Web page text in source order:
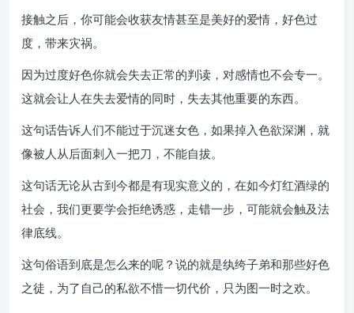
接触之后，你可能会收获友情甚至是美好的爱情，好色过
度，带来灾祸。
因为过度好色你就会失去正常的判读，对感情也不会专一。
这就会让人在失去爱情的同时，失去其他重要的东西。
这句话告诉人们不能过于沉迷女色，如果掉入色欲深渊，就
像被人从后面刺入一把刀，不能自拔。
这句话无论从古到今都是有现实意义的，在如今灯红酒绿的
社会，我们更要学会拒绝诱惑，走错一步，可能就会触及法
律底线。
这句俗语到底是怎么来的呢？说的就是纨绔子弟和那些好色
之徒，为了自己的私欲不惜一切代价，只为图一时之欢。